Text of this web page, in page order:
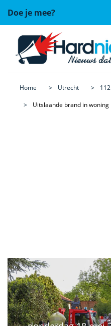
Doe je mee?
Home Utrecht
Uitslaande brand in woning